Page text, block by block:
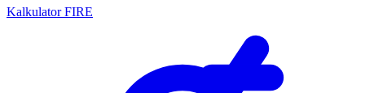
Kalkulator FIRE